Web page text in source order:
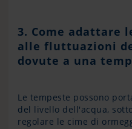
3. Come adattare
alle fluttuazioni
dovute a una
Le tempeste possono
del livello dell'acqua,
regolare le cime di